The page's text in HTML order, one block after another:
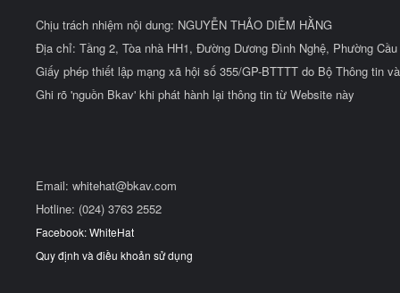
Chịu trách nhiệm nội dung: NGUYỄN THẢO DIỄM HẰNG
Địa chỉ: Tầng 2, Tòa nhà HH1, Đường Dương Đình Nghệ, Phường
Giấy phép thiết lập mạng xã hội số 355/GP-BTTTT do Bộ Thông tin
Ghi rõ 'nguồn Bkav' khi phát hành lại thông tin từ Website này
Email: whitehat@bkav.com
Hotline: (024) 3763 2552
Facebook: WhiteHat
Quy định và điều khoản sử dụng